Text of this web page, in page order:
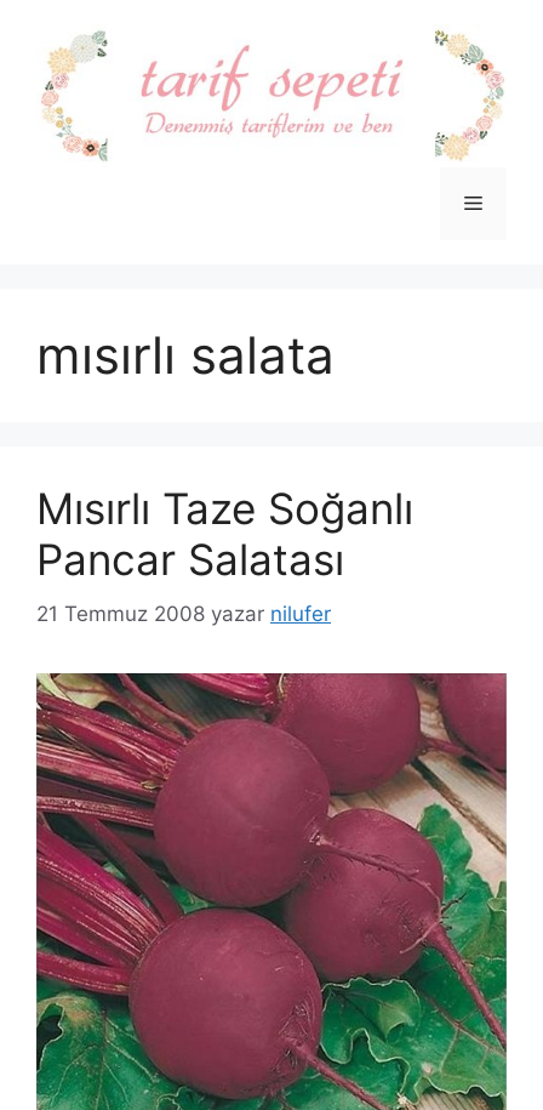
Menü
mısırlı salata
Mısırlı Taze Soğanlı
Pancar Salatası
21 Temmuz 2008 yazar nilufer